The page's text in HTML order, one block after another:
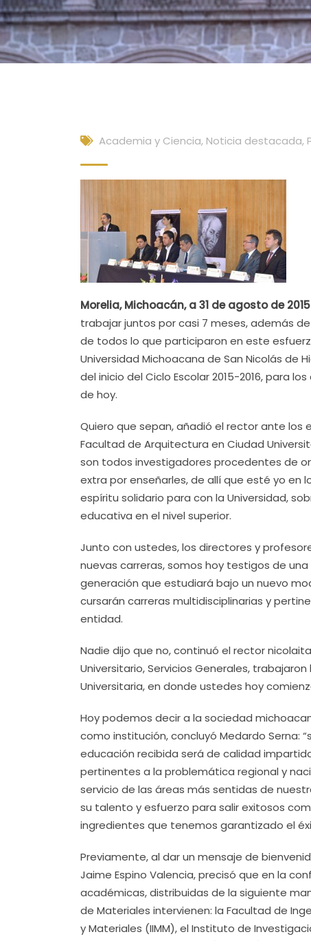
Academia y Ciencia, Noticia destacada,
Morelia, Michoacán, a 31 de agosto de
trabajar juntos por casi 7 meses, además
de todos lo que participaron en este
Universidad Michoacana de San Nicolás de
del inicio del Ciclo Escolar 2015-2016, para
de hoy.
Quiero que sepan, añadió el rector ante los
Facultad de Arquitectura en Ciudad
son todos investigadores procedentes de
extra por enseñarles, de allí que esté yo en
espíritu solidario para con la Universidad,
educativa en el nivel superior.
Junto con ustedes, los directores y
nuevas carreras, somos hoy testigos de
generación que estudiará bajo un nuevo
cursarán carreras multidisciplinarias y
entidad.
Nadie dijo que no, continuó el rector
Universitario, Servicios Generales,
Universitaria, en donde ustedes hoy
Hoy podemos decir a la sociedad
como institución, concluyó Medardo Serna:
educación recibida será de calidad
pertinentes a la problemática regional y
servicio de las áreas más sentidas de
su talento y esfuerzo para salir exitosos
ingredientes que tenemos garantizado el
Previamente, al dar un mensaje de
Jaime Espino Valencia, precisó que en la
académicas, distribuidas de la siguiente
de Materiales intervienen: la Facultad de
y Materiales (IIMM), el Instituto de